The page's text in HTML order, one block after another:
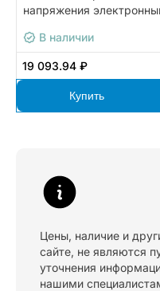
напряжения
настенного монтажа
В наличии
19 093.94 ₽
Купить
Цены, наличие и
сайте, не являются
уточнения
нашими